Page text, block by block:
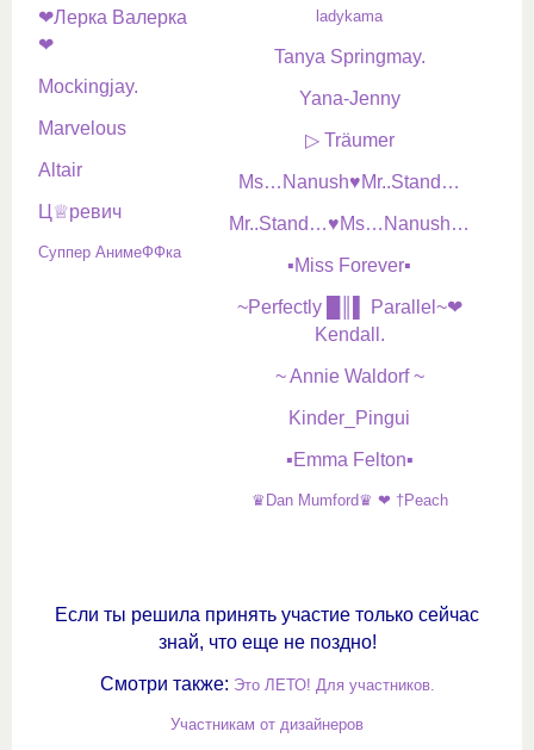
❤Лерка Валерка
❤
Mockingjay.
Marvelous
Altair
Ц♕ревич
Суппер АнимеФФка
ladykama
Tanya Springmay.
Yana-Jenny
▷ Träumer
Ms…Nanush♥Mr..Stand…
Mr..Stand…♥Ms…Nanush…
▪Miss Forever▪
~Perfectly █║▌ Parallel~❤
Kendall.
~ Annie Waldorf ~
Kinder_Pingui
▪Emma Felton▪
♛Dan Mumford♛ ❤ †Peach
Если ты решила принять участие только сейчас
знай, что еще не поздно!
Смотри также: Это ЛЕТО! Для участников.
Участникам от дизайнеров